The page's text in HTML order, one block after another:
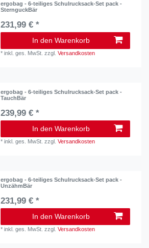
ergobag - 6-teiliges Schulrucksack-Set pack -
SternguckBär
231,99 € *
In den Warenkorb
*inkl. ges. MwSt. zzgl.Versandkosten
ergobag - 6-teiliges Schulrucksack-Set pack -
TauchBär
239,99 € *
In den Warenkorb
*inkl. ges. MwSt. zzgl.Versandkosten
ergobag - 6-teiliges Schulrucksack-Set pack -
UnzähmBär
231,99 € *
In den Warenkorb
*inkl. ges. MwSt. zzgl.Versandkosten